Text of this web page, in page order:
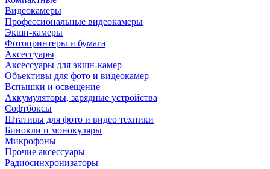
Видеокамеры
Профессиональные видеокамеры
Экшн-камеры
Фотопринтеры и бумага
Аксессуары
Аксессуары для экшн-камер
Объективы для фото и видеокамер
Вспышки и освещение
Аккумуляторы, зарядные устройства
Софтбоксы
Штативы для фото и видео техники
Бинокли и монокуляры
Микрофоны
Прочие аксессуары
Радиосинхронизаторы